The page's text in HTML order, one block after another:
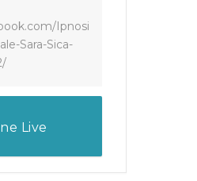
Ipnosi
Sara-Sica-
Live